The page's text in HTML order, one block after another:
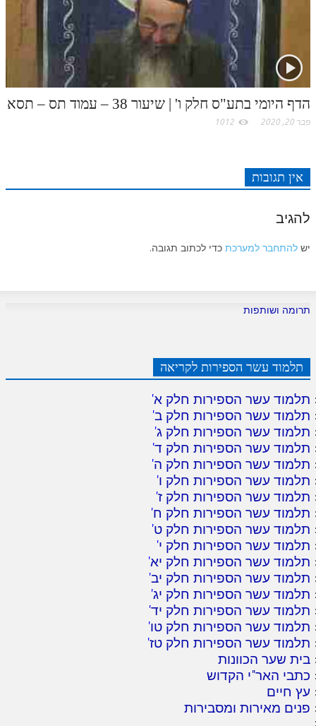
הדף היומי בתע"ס חלק ו' | שיעור 38 – עמוד תס – תסא
פבר 20, 2020 1012
אין תגובות
להגיב
יש להתחבר למערכת כדי לכתוב תגובה.
תרומה ושותפות
תלמוד עשר הספירות לקריאה
תלמוד עשר הספירות חלק א'
תלמוד עשר הספירות חלק ב'
תלמוד עשר הספירות חלק ג'
תלמוד עשר הספירות חלק ד'
תלמוד עשר הספירות חלק ה'
תלמוד עשר הספירות חלק ו'
תלמוד עשר הספירות חלק ז'
תלמוד עשר הספירות חלק ח'
תלמוד עשר הספירות חלק ט'
תלמוד עשר הספירות חלק י'
תלמוד עשר הספירות חלק יא'
תלמוד עשר הספירות חלק יב'
תלמוד עשר הספירות חלק יג'
תלמוד עשר הספירות חלק יד'
תלמוד עשר הספירות חלק טו'
תלמוד עשר הספירות חלק טז'
בית שער הכוונות
כתבי האר"י הקדוש
עץ חיים
פנים מאירות ומסבירות